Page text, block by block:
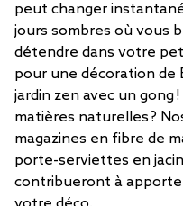
peut changer
jours sombres où vous
détendre dans votre
pour une décoration de
jardin zen avec un gong
matières naturelles ?
magazines en fibre de
porte-serviettes en
contribueront à